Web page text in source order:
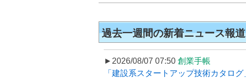
過去一週間の新着ニュース報道
►2026/08/07 07:50 創業手帳
「建設系スタートアップ技術カタロ